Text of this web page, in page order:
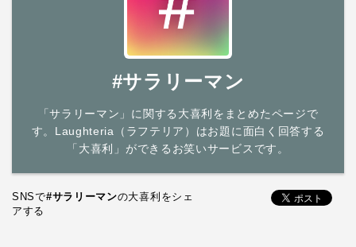
#サラリーマン
「サラリーマン」に関する大喜利をまとめたページで
す。Laughteria（ラフテリア）はお題に面白く回答する
「大喜利」ができるお笑いサービスです。
SNSで#サラリーマンの大喜利をシェ
アする